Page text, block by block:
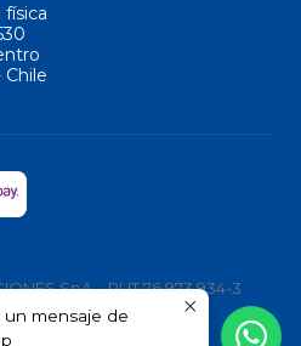
SpA – RUT 76.973.934-3
reservados.
un mensaje de